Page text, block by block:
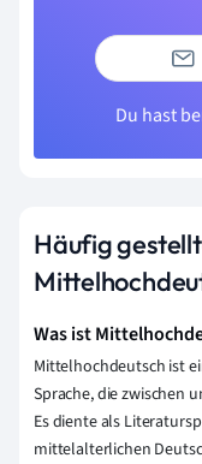
Du hast
Häufig
Was ist
Mittelhochdeutsch ist
Sprache, die zwischen
Es diente als
mittelalterlichen